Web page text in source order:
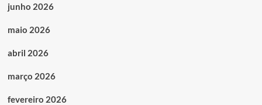
junho 2026
maio 2026
abril 2026
março 2026
fevereiro 2026